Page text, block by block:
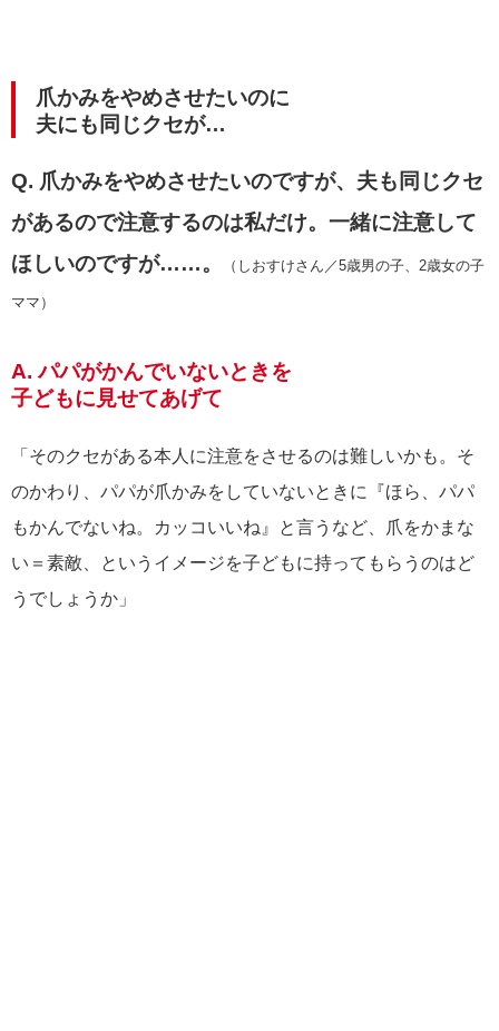
爪かみをやめさせたいのに
夫にも同じクセが…
Q. 爪かみをやめさせたいのですが、夫も同じクセ
があるので注意するのは私だけ。一緒に注意して
ほしいのですが……。
（しおすけさん／5歳男の子、2歳女の子
ママ）
A. パパがかんでいないときを
子どもに見せてあげて
「そのクセがある本人に注意をさせるのは難しいかも。そ
のかわり、パパが爪かみをしていないときに『ほら、パパ
もかんでないね。カッコいいね』と言うなど、爪をかまな
い＝素敵、というイメージを子どもに持ってもらうのはど
うでしょうか」